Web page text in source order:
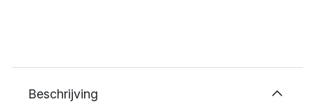
Beschrijving